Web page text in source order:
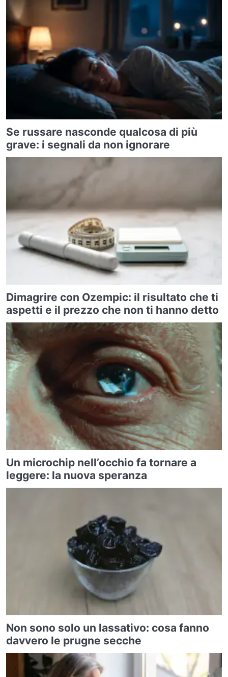
Se russare nasconde qualcosa di più
grave: i segnali da non ignorare
Dimagrire con Ozempic: il risultato che ti
aspetti e il prezzo che non ti hanno detto
Un microchip nell’occhio fa tornare a
leggere: la nuova speranza
Non sono solo un lassativo: cosa fanno
davvero le prugne secche